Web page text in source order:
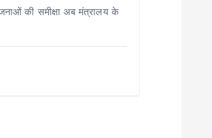
की समीक्षा अब मंत्रालय के